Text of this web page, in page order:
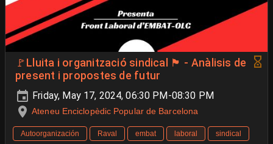
🚩Lluita i organització sindical 🏴 - Anàlisis de
present i propostes de futur
Friday, May 17, 2024, 06:30 PM-08:30 PM
Ateneu Enciclopèdic Popular de Barcelona
Autoorganización Raval embat laboral sindical